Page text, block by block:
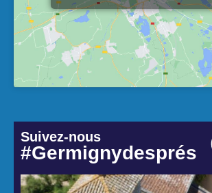
Suivez-nous
#Germignydesprés